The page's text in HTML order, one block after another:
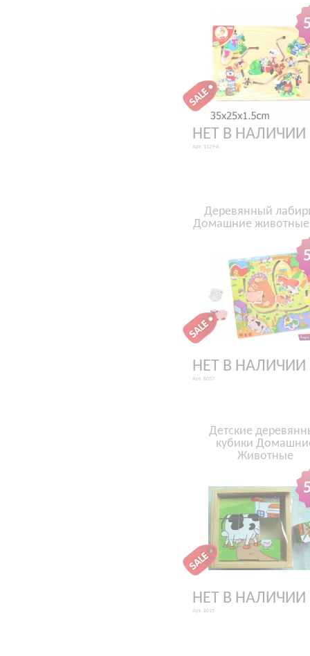
НЕТ В НАЛИЧИИ
Арт. 1129-А
Деревянный
Домашние животные
НЕТ В НАЛИЧИИ
Арт. Б057
Детские
кубики
Животные
НЕТ В НАЛИЧИИ
Арт. 8615